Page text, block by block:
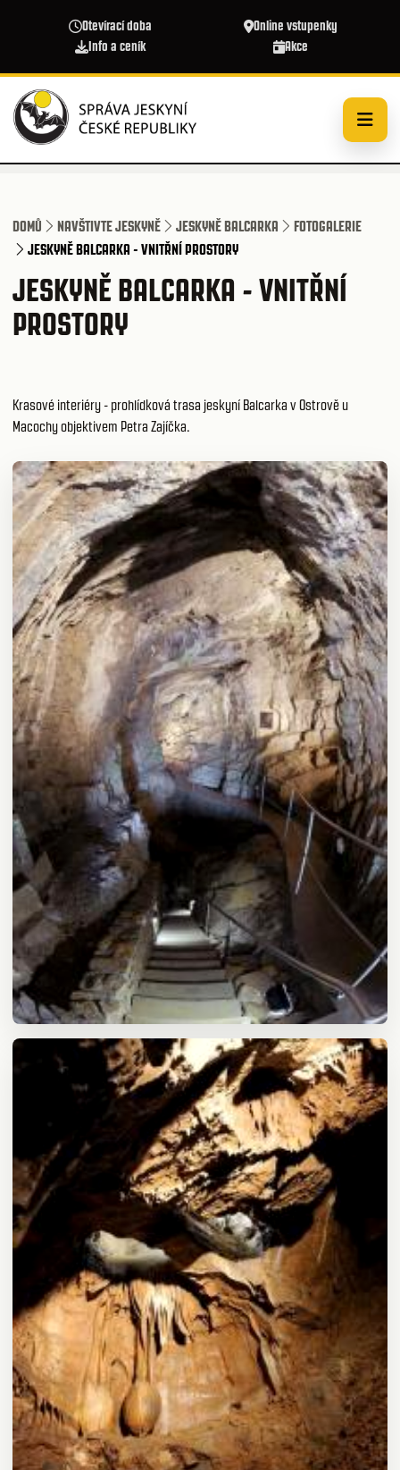
Otevírací doba
Online vstupenky
Info a ceník
Akce
DOMŮ NAVŠTIVTE JESKYNĚ JESKYNĚ BALCARKA
FOTOGALERIE
JESKYNĚ BALCARKA - VNITŘNÍ PROSTORY
JESKYNĚ BALCARKA - VNITŘNÍ
PROSTORY
Krasové interiéry - prohlídková trasa jeskyní Balcarka v Ostrově u
Macochy objektivem Petra Zajíčka.